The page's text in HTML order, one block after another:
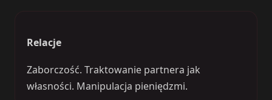
Relacje
Zaborczość. Traktowanie partnera jak
własności. Manipulacja pieniędzmi.